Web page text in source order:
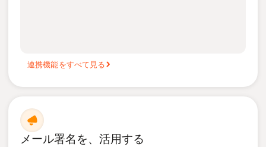
連携機能をすべて見る
メール署名を、活用する